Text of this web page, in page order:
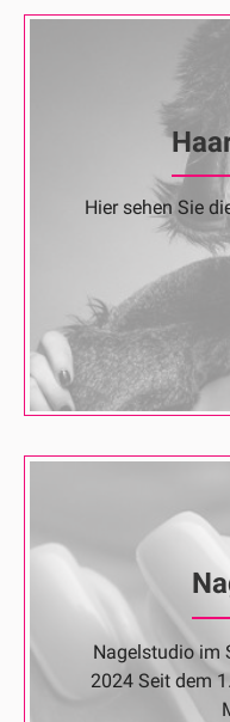
Hier sehen Sie
Nagelstudio im
2024 Seit dem